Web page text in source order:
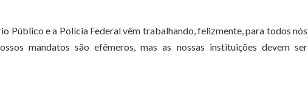
Público e a Polícia Federal vêm trabalhando, felizmente, para todos nós
mandatos são efêmeros, mas as nossas instituições devem ser